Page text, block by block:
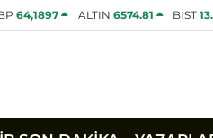
64,1897 ALTIN 6574.81 BİST